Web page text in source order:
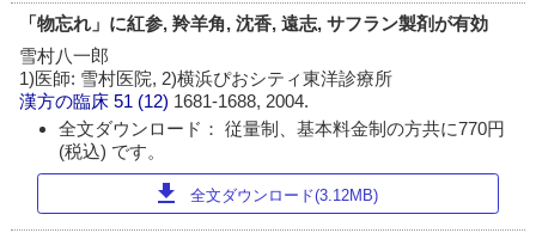
「物忘れ」に紅参, 羚羊角, 沈香, 遠志, サフラン製剤が有効
雪村八一郎
1)医師: 雪村医院, 2)横浜ぴおシティ東洋診療所
漢方の臨床 51 (12) 1681-1688, 2004.
全文ダウンロード： 従量制、基本料金制の方共に770円
(税込) です。
download 全文ダウンロード(3.12MB)